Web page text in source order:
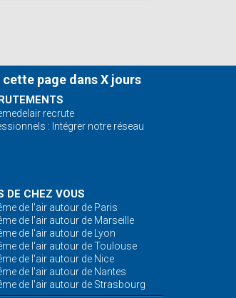
page dans X jours
recrute
: Intégrer notre réseau
DE CHEZ VOUS
de l'air autour de Paris
de l'air autour de Marseille
de l'air autour de Lyon
de l'air autour de Toulouse
de l'air autour de Nice
de l'air autour de Nantes
de l'air autour de Strasbourg